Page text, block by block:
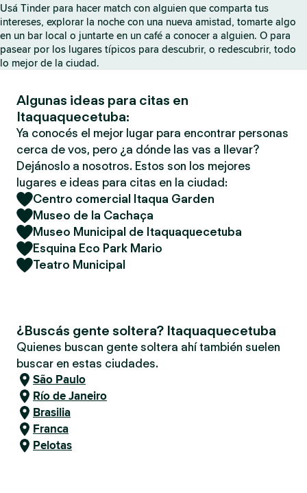
Usá Tinder para hacer match con alguien que comparta tus
intereses, explorar la noche con una nueva amistad, tomarte algo
en un bar local o juntarte en un café a conocer a alguien. O para
pasear por los lugares típicos para descubrir, o redescubrir, todo
lo mejor de la ciudad.
Algunas ideas para citas en
Itaquaquecetuba:
Ya conocés el mejor lugar para encontrar personas
cerca de vos, pero ¿a dónde las vas a llevar?
Dejánoslo a nosotros. Estos son los mejores
lugares e ideas para citas en la ciudad:
Centro comercial Itaqua Garden
Museo de la Cachaça
Museo Municipal de Itaquaquecetuba
Esquina Eco Park Mario
Teatro Municipal
¿Buscás gente soltera? Itaquaquecetuba
Quienes buscan gente soltera ahí también suelen
buscar en estas ciudades.
São Paulo
Río de Janeiro
Brasilia
Franca
Pelotas